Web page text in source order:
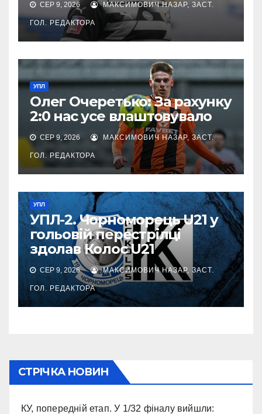
СЕР 9, 2026 МАКСИМОВИЧ НАЗАР, ЗАСТ.
ГОЛ. РЕДАКТОРА
УПЛ
Олег Очеретько: За рахунку
2:0 нас усе влаштовувало
СЕР 9, 2026 МАКСИМОВИЧ НАЗАР, ЗАСТ.
ГОЛ. РЕДАКТОРА
УПЛ
УПЛ-2. Чорноморець U21 у
гольовій перестрілці
здолав Колос U21
СЕР 9, 2026 МАКСИМОВИЧ НАЗАР, ЗАСТ.
ГОЛ. РЕДАКТОРА
СТРІЧКА НОВИН
КУ, попередній етап. У 1/32 фіналу вийшли: